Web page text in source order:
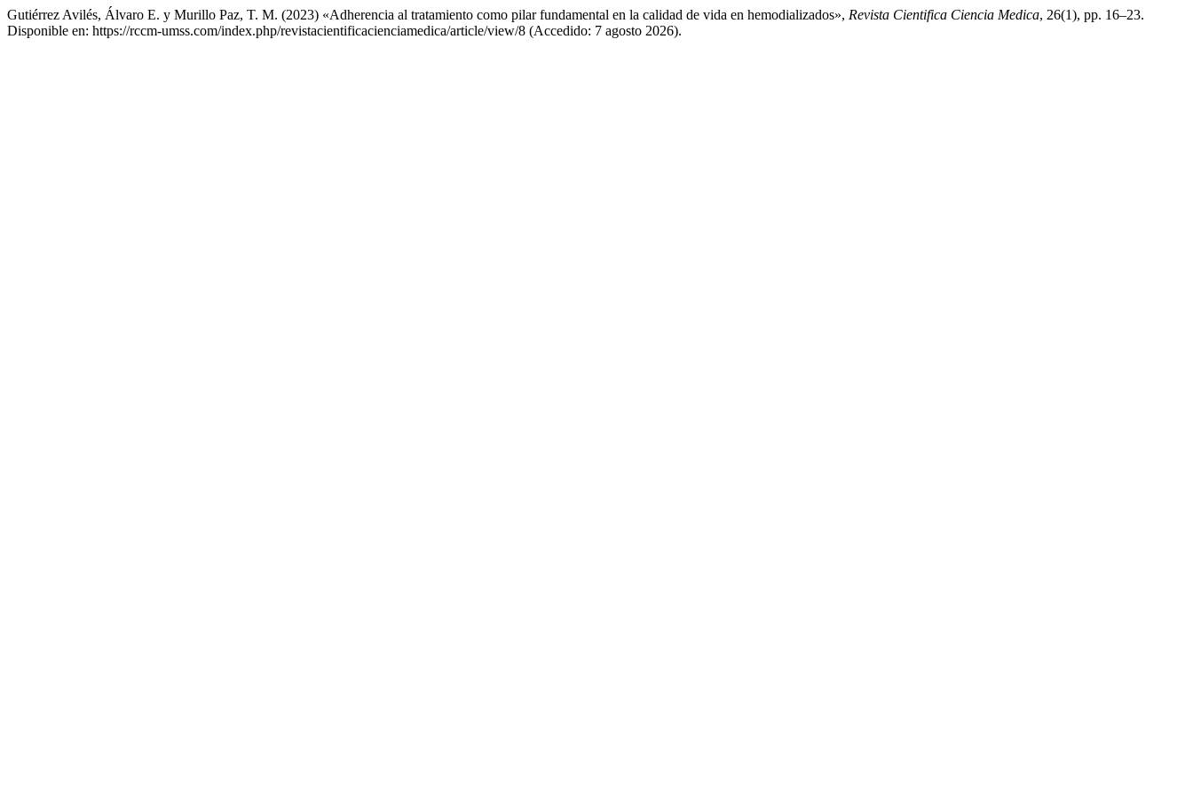
Gutiérrez Avilés, Álvaro E. y Murillo Paz, T. M. (2023) «Adherencia al tratamiento como pilar fundamental en la calidad de vida en hemodializados», Revista Cientifica Ciencia Medica, 26(1), pp. 16–23.
Disponible en: https://rccm-umss.com/index.php/revistacientificacienciamedica/article/view/8 (Accedido: 7 agosto 2026).